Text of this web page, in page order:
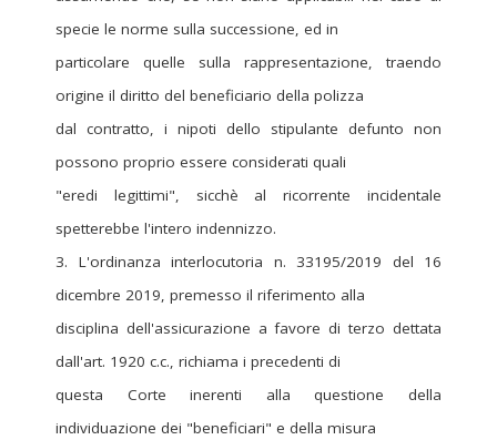
specie le norme sulla successione, ed in
particolare quelle sulla rappresentazione, traendo
origine il diritto del beneficiario della polizza
dal contratto, i nipoti dello stipulante defunto non
possono proprio essere considerati quali
"eredi legittimi", sicchè al ricorrente incidentale
spetterebbe l'intero indennizzo.
3. L'ordinanza interlocutoria n. 33195/2019 del 16
dicembre 2019, premesso il riferimento alla
disciplina dell'assicurazione a favore di terzo dettata
dall'art. 1920 c.c., richiama i precedenti di
questa Corte inerenti alla questione della
individuazione dei "beneficiari" e della misura